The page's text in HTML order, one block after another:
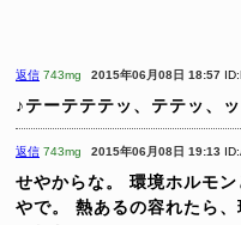
返信 743mg 2015年06月08日 18:57
♪テーテテテッ、テテッ、
返信 743mg 2015年06月08日 19:13
せやからな。 環境ホルモン
やで。
熱あるの容れたら、